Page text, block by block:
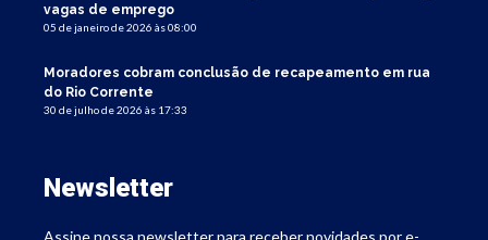
vagas de emprego
05 de janeiro de 2026 às 08:00
Moradores cobram conclusão de recapeamento em rua
do Rio Corrente
30 de julho de 2026 às 17:33
Newsletter
Assine nossa newsletter para receber novidades por e-